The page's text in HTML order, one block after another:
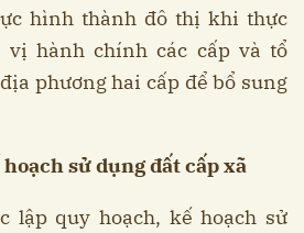
hình thành đô thị khi thực
vị hành chính các cấp và tổ
phương hai cấp để bổ sung
sử dụng đất cấp xã
lập quy hoạch, kế hoạch sử